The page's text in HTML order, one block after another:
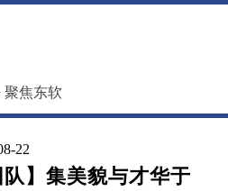
聚焦东软
22
队】集美貌与才华于